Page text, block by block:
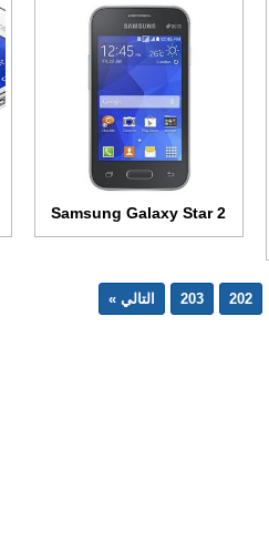
Samsung Galaxy Star 2
202
203 التالي »